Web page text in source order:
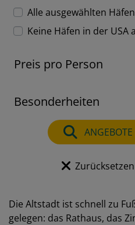
Alle ausgewählten
Keine Häfen in der USA
Preis pro Person
Besonderheiten
ANGEBOTE
Zurücksetzen
Die Altstadt ist schnell zu
gelegen: das Rathaus, das